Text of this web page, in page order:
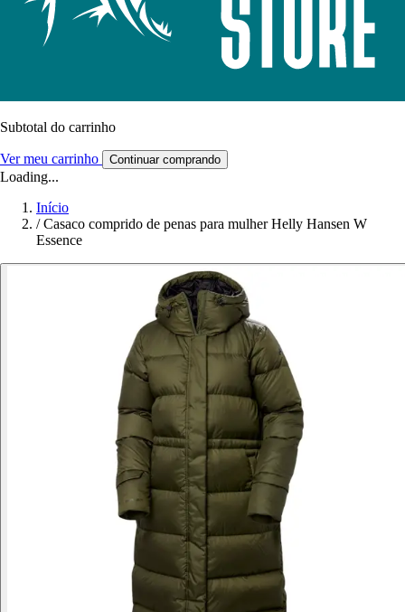
Subtotal do carrinho
Ver meu carrinho Continuar comprando
Loading...
Início
/ Casaco comprido de penas para mulher Helly Hansen W
Essence